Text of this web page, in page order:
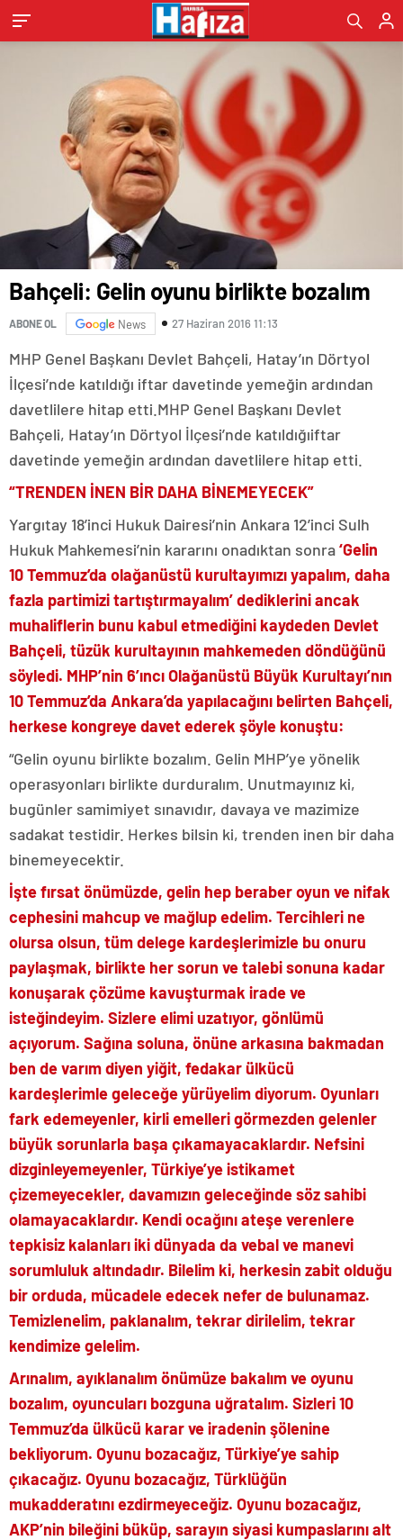
Bahçeli: Gelin oyunu birlikte bozalım
ABONE OL News 27 Haziran 2016 11:13
MHP Genel Başkanı Devlet Bahçeli, Hatay’ın Dörtyol
İlçesi’nde katıldığı iftar davetinde yemeğin ardından
davetlilere hitap etti.MHP Genel Başkanı Devlet
Bahçeli, Hatay’ın Dörtyol İlçesi’nde katıldığıiftar
davetinde yemeğin ardından davetlilere hitap etti.
“TRENDEN İNEN BİR DAHA BİNEMEYECEK”
Yargıtay 18’inci Hukuk Dairesi’nin Ankara 12’inci Sulh
Hukuk Mahkemesi’nin kararını onadıktan sonra‘Gelin
10 Temmuz’da olağanüstü kurultayımızı yapalım, daha
fazla partimizi tartıştırmayalım’ dediklerini ancak
muhaliflerin bunu kabul etmediğini kaydeden Devlet
Bahçeli, tüzük kurultayının mahkemeden döndüğünü
söyledi. MHP’nin 6’ıncı Olağanüstü Büyük Kurultayı’nın
10 Temmuz’da Ankara’da yapılacağını belirten Bahçeli,
herkese kongreye davet ederek şöyle konuştu:
“Gelin oyunu birlikte bozalım. Gelin MHP’ye yönelik
operasyonları birlikte durduralım. Unutmayınız ki,
bugünler samimiyet sınavıdır, davaya ve mazimize
sadakat testidir. Herkes bilsin ki, trenden inen bir daha
binemeyecektir.
İşte fırsat önümüzde, gelin hep beraber oyun ve nifak
cephesini mahcup ve mağlup edelim. Tercihleri ne
olursa olsun, tüm delege kardeşlerimizle bu onuru
paylaşmak, birlikte her sorun ve talebi sonuna kadar
konuşarak çözüme kavuşturmak irade ve
isteğindeyim. Sizlere elimi uzatıyor, gönlümü
açıyorum. Sağına soluna, önüne arkasına bakmadan
ben de varım diyen yiğit, fedakar ülkücü
kardeşlerimle geleceğe yürüyelim diyorum. Oyunları
fark edemeyenler, kirli emelleri görmezden gelenler
büyük sorunlarla başa çıkamayacaklardır. Nefsini
dizginleyemeyenler, Türkiye’ye istikamet
çizemeyecekler, davamızın geleceğinde söz sahibi
olamayacaklardır. Kendi ocağını ateşe verenlere
tepkisiz kalanları iki dünyada da vebal ve manevi
sorumluluk altındadır. Bilelim ki, herkesin zabit olduğu
bir orduda, mücadele edecek nefer de bulunamaz.
Temizlenelim, paklanalım, tekrar dirilelim, tekrar
kendimize gelelim.
Arınalım, ayıklanalım önümüze bakalım ve oyunu
bozalım, oyuncuları bozguna uğratalım. Sizleri 10
Temmuz’da ülkücü karar ve iradenin şölenine
bekliyorum. Oyunu bozacağız, Türkiye’ye sahip
çıkacağız. Oyunu bozacağız, Türklüğün
mukadderatını ezdirmeyeceğiz. Oyunu bozacağız,
AKP’nin bileğini büküp, sarayın siyasi kumpaslarını alt